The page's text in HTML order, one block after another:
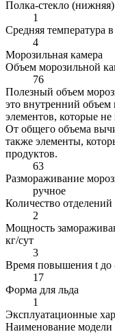
Полка-стекло (нижняя)
1
Средняя температура
4
Морозильная камера
Объем морозильной
76
Полезный объем
это внутренний
элементов, которые
От общего объема
также элементы,
продуктов.
63
Размораживание
ручное
Количество
2
Мощность
кг/сут
3
Время повышения t до
17
Форма для льда
1
Эксплуатационные
Наименование модели